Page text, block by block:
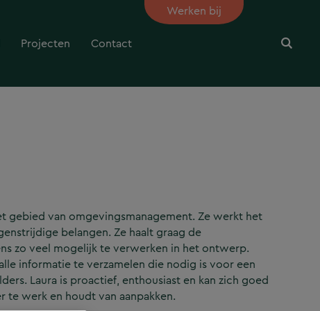
Projecten Contact
Werken bij
gebied van omgevingsmanagement. Ze werkt het
belangen. Ze haalt graag de
zo veel mogelijk te verwerken in het ontwerp.
informatie te verzamelen die nodig is voor een
Laura is proactief, enthousiast en kan zich goed
werk en houdt van aanpakken.